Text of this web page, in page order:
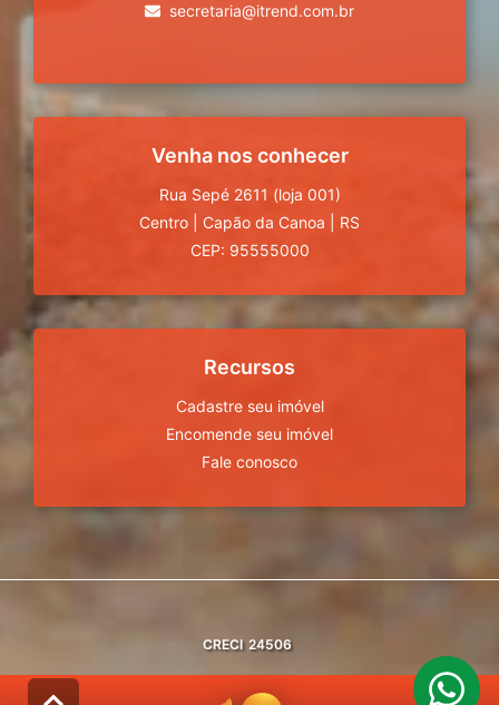
secretaria@itrend.com.br
Venha nos conhecer
Rua Sepé 2611 (loja 001)
Centro
Capão da Canoa
RS
CEP: 95555000
Recursos
Cadastre seu imóvel
Encomende seu imóvel
Fale conosco
CRECI 24506